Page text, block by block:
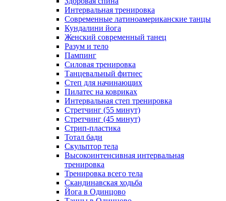
Интервальная тренировка
Современные латиноамериканские танцы
Кундалини йога
Женский современный танец
Разум и тело
Пампинг
Силовая тренировка
Танцевальный фитнес
Степ для начинающих
Пилатес на ковриках
Интервальная степ тренировка
Стретчинг (55 минут)
Стретчинг (45 минут)
Стрип-пластика
Тотал бади
Скульптор тела
Высокоинтенсивная интервальная
тренировка
Тренировка всего тела
Скандинавская ходьба
Йога в Одинцово